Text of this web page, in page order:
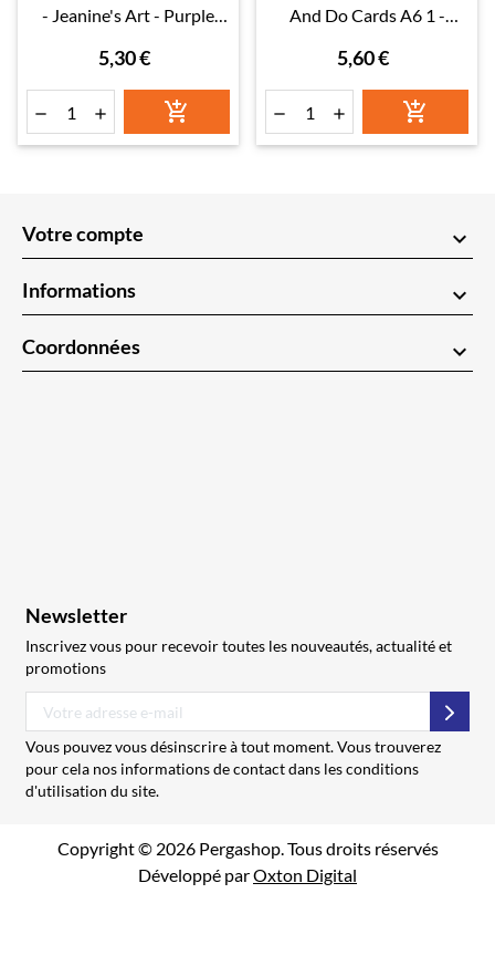
- Jeanine's Art - Purple
5,30 €
  
And Do Cards A6 1 -
5,60 €
  
Votre compte keyboard_arrow_down
Informations keyboard_arrow_down
Coordonnées keyboard_arrow_down
Newsletter
Inscrivez vous pour recevoir toutes les nouveautés, actualité et
promotions
Vous pouvez vous désinscrire à tout moment. Vous trouverez
pour cela nos informations de contact dans les conditions
d'utilisation du site.
Copyright © 2026 Pergashop. Tous droits réservés
Développé parOxton Digital